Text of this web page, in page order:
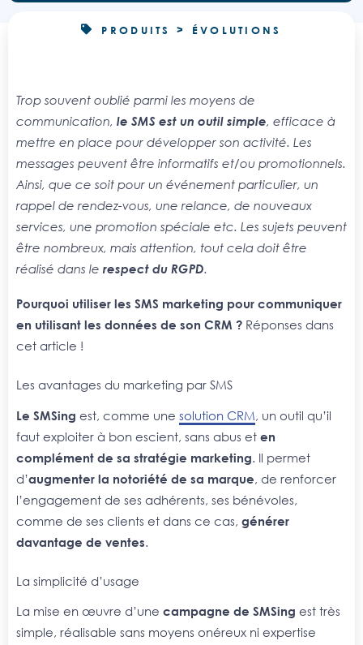
PRODUITS > ÉVOLUTIONS
Trop souvent oublié parmi les moyens de
communication, le SMS est un outil simple, efficace à
mettre en place pour développer son activité. L es
messages peuvent être informatifs et/ou promotionnels.
Ainsi, que ce soit pour un événement particulier, un
rappel de rendez-vous, une relance, de nouveaux
services, une promotion spéciale etc. Les sujets peuvent
être nombreux, mais attention, tout cela doit être
réalisé dans le respect du RGPD.
Pourquoi utiliser les SMS marketing pour communiquer
en utilisant les données de son CRM ? Réponses dans
cet article !
Les avantages du marketing par SMS
Le SMSing est, comme une solution CRM, un outil qu’il
faut exploiter à bon escient, sans abus et en
complément de sa stratégie marketing. Il permet
d’augmenter la notoriété de sa marque, de renforcer
l’engagement de ses adhérents, ses bénévoles,
comme de ses clients et dans ce cas, générer
davantage de ventes.
La simplicité d’usage
La mise en œuvre d’une campagne de SMSing est très
simple, réalisable sans moyens onéreux ni expertise